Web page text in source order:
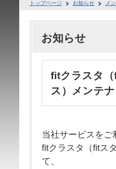
トップページ お知らせ メ
お知らせ
fitクラスタ
ス）メンテ
当社サービスを
fitクラスタ（fitス
て、